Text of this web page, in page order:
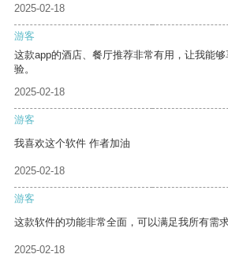
2025-02-18
游客
这款app的酒店、餐厅推荐非常有用，让我能
验。
2025-02-18
游客
我喜欢这个软件 作者加油
2025-02-18
游客
这款软件的功能非常全面，可以满足我所有需求
2025-02-18